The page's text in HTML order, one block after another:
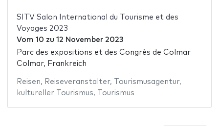
SITV Salon International du Tourisme et des
Voyages 2023
Vom 10 zu 12 November 2023
Parc des expositions et des Congrès de Colmar
Colmar, Frankreich
Reisen, Reiseveranstalter, Tourismusagentur,
kultureller Tourismus, Tourismus